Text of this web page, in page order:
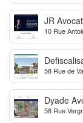
JR
10 Rue
Outre-
58 Rue de
Dyade
MDPH
58 Rue